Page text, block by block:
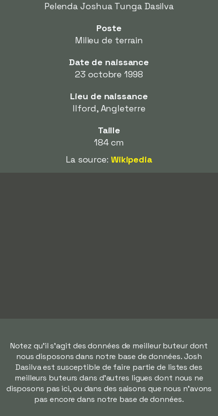
Pelenda Joshua Tunga Dasilva
Poste
Milieu de terrain
Date de naissance
23 octobre 1998
Lieu de naissance
Ilford, Angleterre
Taille
184 cm
La source: Wikipedia
Notez qu'il s'agit des données de meilleur buteur dont
nous disposons dans notre base de données. Josh
Dasilva est susceptible de faire partie de listes des
meilleurs buteurs dans d'autres ligues dont nous ne
disposons pas ici, ou dans des saisons que nous n'avons
pas encore dans notre base de données.